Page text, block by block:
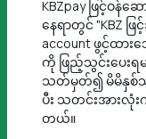
KBZpay ဖြင့်ဝ
နေရာတွင် "KBZ ဖ
account ဖွင့်ထား
ကို ဖြည့်သွင်းပေး
သတ်မှတ်၍ မိမိနှစ်သ
ပီး သတင်းအားလုံ
တယ်။